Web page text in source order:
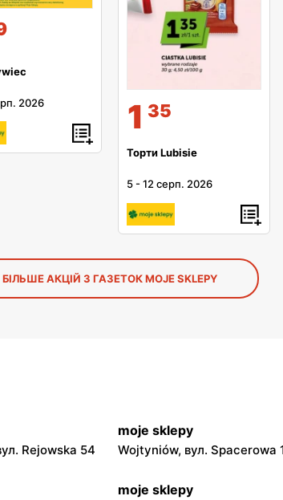
2026 1 35
Торти Lubisie
5 -12 серп. 2026
БІЛЬШЕ АКЦІЙ З ГАЗЕТОК MOJE SKLEPY
Rejowska 54
moje sklepy
Wojtyniów, вул. Spacerowa
moje sklepy